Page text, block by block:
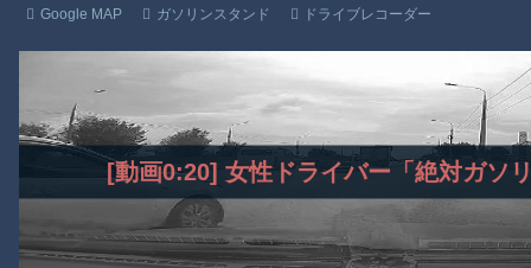
Google MAP ガソリンスタンド ドライブレコーダー
[動画0:20] 女性ドライバー「絶対ガソ